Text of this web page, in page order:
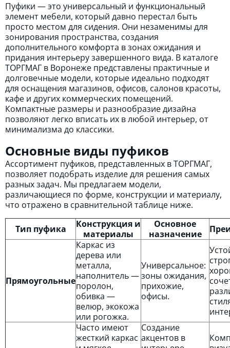
Пуфики — это универсальный и функциональный
элемент мебели, который давно перестал быть
просто местом для сидения. Они незаменимы для
зонирования пространства, создания
дополнительного комфорта в зонах ожидания и
придания интерьеру завершенного вида. В каталоге
ТОРГМАГ в Воронеже представлены практичные и
долговечные модели, которые идеально подходят
для оснащения магазинов, офисов, салонов красоты,
кафе и других коммерческих помещений.
Компактные размеры и разнообразие дизайна
позволяют легко вписать их в любой интерьер, от
минимализма до классики.
Основные виды пуфиков
Ассортимент пуфиков, представленных в ТОРГМАГ,
позволяет подобрать изделие для решения самых
разных задач. Мы предлагаем модели,
различающиеся по форме, конструкции и материалу,
что отражено в сравнительной таблице ниже.
Тип пуфика
Конструкция и
материалы
Основное
назначение
Прямоугольные
Каркас из
дерева или
металла,
наполнитель —
поролон,
обивка —
велюр, экокожа
или рогожка.
Универсальное:
зоны ожидания,
прихожие,
офисы.
Часто имеют
жесткий каркас
Создание
акцентов в